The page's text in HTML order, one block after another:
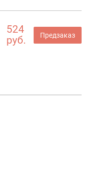
524
руб.
Предзаказ